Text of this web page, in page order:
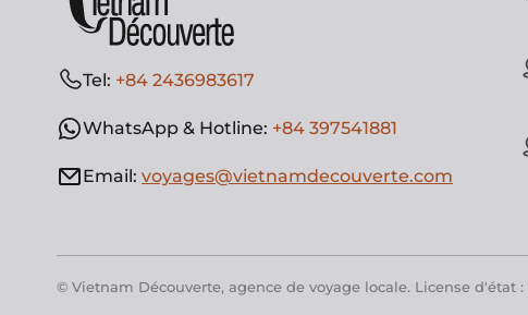
Tel: +84 2436983617
WhatsApp & Hotline: +84 397541881
Email: voyages@vietnamdecouverte.com
© Vietnam Découverte, agence de voyage locale. License d'état :